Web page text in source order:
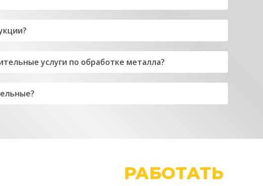
услуги по обработке металла?
РАБОТАТЬ